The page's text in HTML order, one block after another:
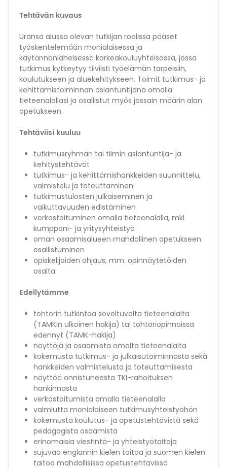
Tehtävän kuvaus
Uransa alussa olevan tutkijan roolissa pääset
työskentelemään monialaisessa ja
käytännönläheisessä korkeakouluyhteisössä, jossa
tutkimus kytkeytyy tiiviisti työelämän tarpeisiin,
koulutukseen ja aluekehitykseen. Toimit tutkimus- ja
kehittämistoiminnan asiantuntijana omalla
tieteenalallasi ja osallistut myös jossain määrin alan
opetukseen.
Tehtäviisi kuuluu
tutkimusryhmän tai tiimin asiantuntija- ja
kehitystehtävät
tutkimus- ja kehittämishankkeiden suunnittelu,
valmistelu ja toteuttaminen
tutkimustulosten julkaiseminen ja
vaikuttavuuden edistäminen
verkostoituminen omalla tieteenalalla, mkl.
kumppani- ja yritysyhteistyö
oman osaamisalueen mahdollinen opetukseen
osallistuminen
opiskelijoiden ohjaus, mm. opinnäytetöiden
osalta
Edellytämme
tohtorin tutkintoa soveltuvalta tieteenalalta
(TAMKin ulkoinen hakija) tai tohtoriopinnoissa
edennyt (TAMK-hakija)
näyttöjä ja osaamista omalta tieteenalalta
kokemusta tutkimus- ja julkaisutoiminnasta sekä
hankkeiden valmistelusta ja toteuttamisesta
näyttöä onnistuneesta TKI-rahoituksen
hankinnasta
verkostoitumista omalla tieteenalalla
valmiutta monialaiseen tutkimusyhteistyöhön
kokemusta koulutus- ja opetustehtävistä sekä
pedagogista osaamista
erinomaisia viestintä- ja yhteistyötaitoja
sujuvaa englannin kielen taitoa ja suomen kielen
taitoa mahdollisissa opetustehtävissä